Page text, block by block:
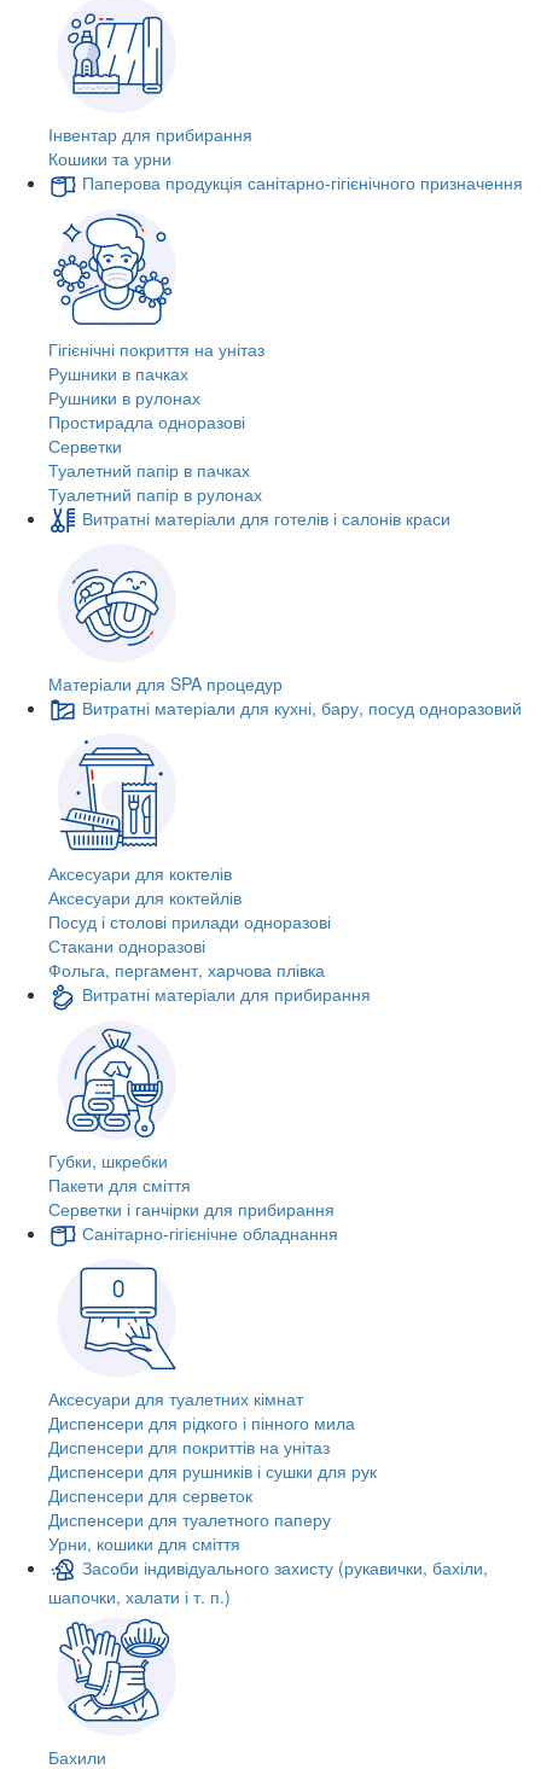
Інвентар для прибирання
Кошики та урни
Паперова продукція санітарно-гігієнічного призначення
Гігієнічні покриття на унітаз
Рушники в пачках
Рушники в рулонах
Простирадла одноразові
Серветки
Туалетний папір в пачках
Туалетний папір в рулонах
Витратні матеріали для готелів і салонів краси
Матеріали для SPA процедур
Витратні матеріали для кухні, бару, посуд одноразовий
Аксесуари для коктелів
Аксесуари для коктейлів
Посуд і столові прилади одноразові
Стакани одноразові
Фольга, пергамент, харчова плівка
Витратні матеріали для прибирання
Губки, шкребки
Пакети для сміття
Серветки і ганчірки для прибирання
Санітарно-гігієнічне обладнання
Аксесуари для туалетних кімнат
Диспенсери для рідкого і пінного мила
Диспенсери для покриттів на унітаз
Диспенсери для рушників і сушки для рук
Диспенсери для серветок
Диспенсери для туалетного паперу
Урни, кошики для сміття
Засоби індивідуального захисту (рукавички, бахіли,
шапочки, халати і т. п.)
Бахили